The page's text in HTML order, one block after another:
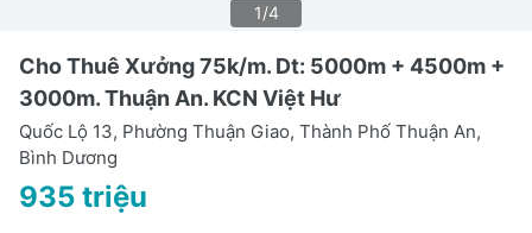
1/4
Cho Thuê Xưởng 75k/m. Dt: 5000m + 4500m +
3000m. Thuận An. KCN Việt Hư
Quốc Lộ 13, Phường Thuận Giao, Thành Phố Thuận An,
Bình Dương
935 triệu